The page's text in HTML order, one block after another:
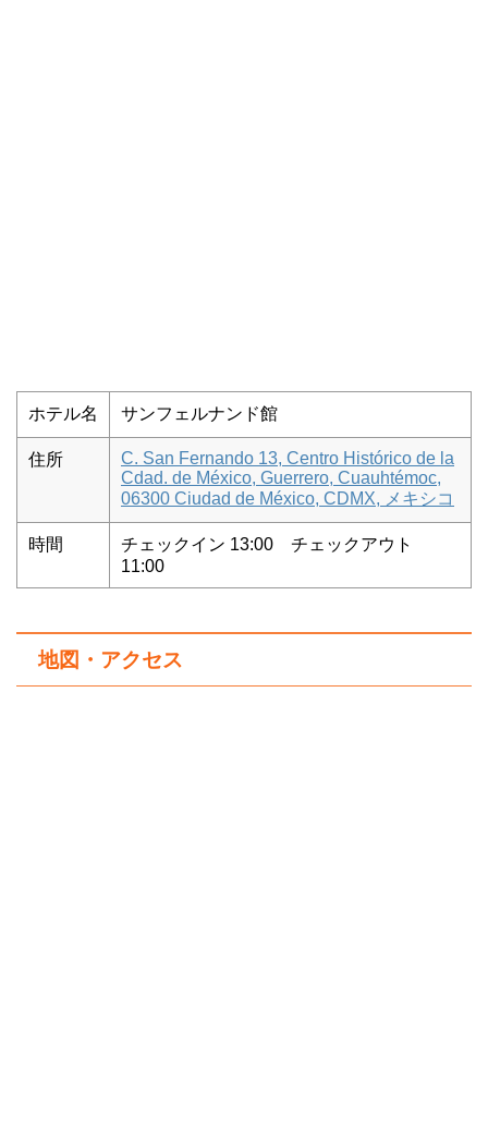
ホテル名 サンフェルナンド館
住所
C. San Fernando 13, Centro Histórico de la
Cdad. de México, Guerrero, Cuauhtémoc,
06300 Ciudad de México, CDMX, メキシコ
時間
チェックイン 13:00 チェックアウト
11:00
地図・アクセス